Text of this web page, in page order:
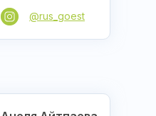
@rus_goest